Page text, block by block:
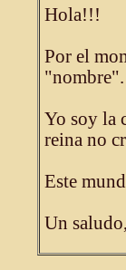
Hola!!!
Por el
"nombre".
Yo soy la
reina no
Este
Un